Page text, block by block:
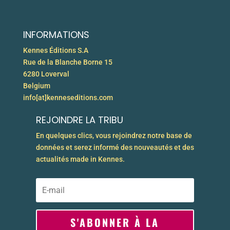
INFORMATIONS
Kennes Éditions S.A
Rue de la Blanche Borne 15
6280 Loverval
Belgium
info[at]kenneseditions.com
REJOINDRE LA TRIBU
En quelques clics, vous rejoindrez notre base de
données et serez informé des nouveautés et des
actualités made in Kennes.
S'ABONNER À LA